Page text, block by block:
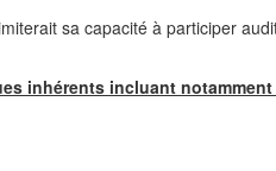
sa capacité à participer
inhérents incluant notamment